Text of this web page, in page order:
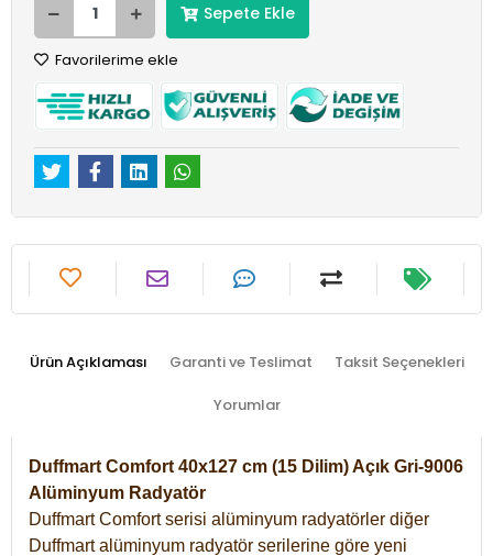
Sepete Ekle
Favorilerime ekle
Ürün Açıklaması Garanti ve Teslimat Taksit Seçenekleri
Yorumlar
Duffmart Comfort 40x127 cm (15 Dilim) Açık Gri-9006
Alüminyum Radyatör
Duffmart Comfort serisi alüminyum radyatörler diğer
Duffmart alüminyum radyatör serilerine göre yeni